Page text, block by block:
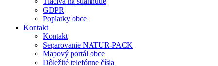
GDPR
Poplatky obce
Kontakt
Kontakt
Separovanie NATUR-PACK
Mapový portál obce
Dôležité telefónne čísla